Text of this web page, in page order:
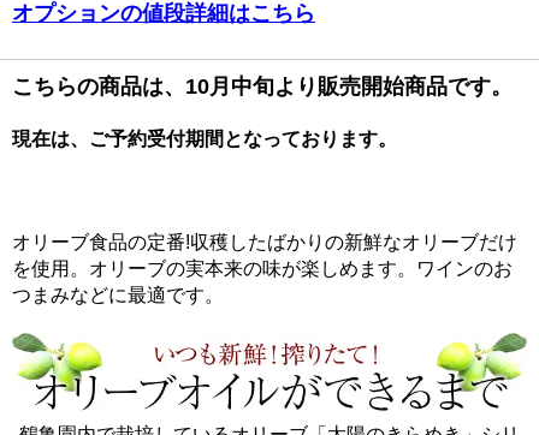
オプションの値段詳細はこちら
こちらの商品は、10月中旬より販売開始商品です。
現在は、ご予約受付期間となっております。
オリーブ食品の定番!収穫したばかりの新鮮なオリーブだけ
を使用。オリーブの実本来の味が楽しめます。ワインのお
つまみなどに最適です。